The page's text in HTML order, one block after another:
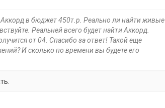
в бюджет 450т.р. Реально ли найти живые
Реальней всего будет найти Аккорд.
от 04. Спасибо за ответ! Такой еще
И сколько по времени вы будете его